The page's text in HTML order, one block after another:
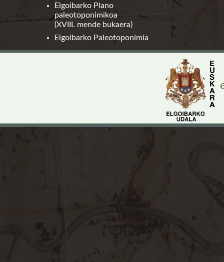
Elgoibarko Plano
paleotoponimikoa
(XVIII. mende bukaera)
Elgoibarko Paleotoponimia